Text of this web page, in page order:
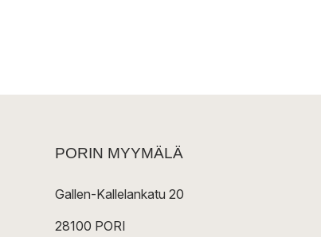
PORIN MYYMÄLÄ
Gallen-Kallelankatu 20
28100 PORI